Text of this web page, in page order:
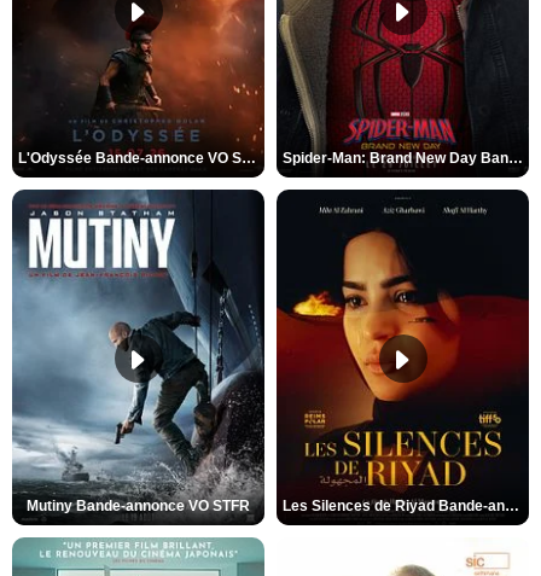
L'Odyssée Bande-annonce VO STFR Spider-Man: Brand New Day Bande-annonce VO STFR
Mutiny Bande-annonce VO STFR Les Silences de Riyad Bande-annonce VO STFR